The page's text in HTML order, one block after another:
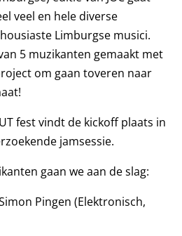
veel en hele diverse
Limburgse musici.
5 muzikanten gemaakt met
om gaan toveren naar
fest vindt de kickoff plaats in
jamsessie.
gaan we aan de slag:
Pingen (Elektronisch,